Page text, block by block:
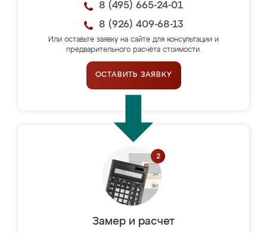
8 (495) 665-24-01
8 (926) 409-68-13
Или оставьте заявку на сайте для консультации и
предварительного расчёта стоимости.
ОСТАВИТЬ ЗАЯВКУ
Замер и расчет